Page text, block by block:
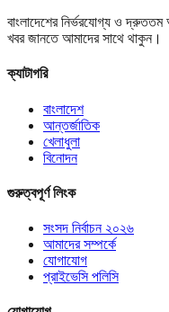
বাংলাদেশের নির্ভরযোগ্য ও
খবর জানতে আমাদের সাথে থাকুন।
ক্যাটাগরি
বাংলাদেশ
আন্তর্জাতিক
খেলাধুলা
বিনোদন
গুরুত্বপূর্ণ লিংক
সংসদ নির্বাচন ২০২৬
আমাদের সম্পর্কে
যোগাযোগ
প্রাইভেসি পলিসি